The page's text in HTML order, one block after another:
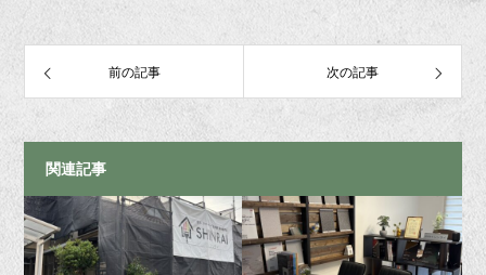
前の記事 次の記事
関連記事